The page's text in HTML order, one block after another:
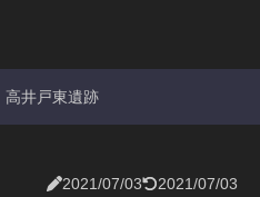
高井戸東遺跡
2021/07/03
2021/07/03